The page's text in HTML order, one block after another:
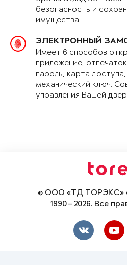
безопасность и
имущества.
ЭЛЕКТРОННЫЙ
Имеет 6 способов
приложение,
пароль, карта
механический ключ.
управления Вашей
© ООО «ТД ТОРЭКС»
1990—2026. Все